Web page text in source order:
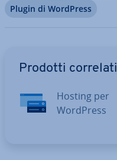
Plugin di WordPress
Prodotti correlati
Hosting per
WordPress